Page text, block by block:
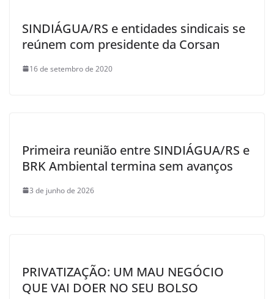
SINDIÁGUA/RS e entidades sindicais se
reúnem com presidente da Corsan
16 de setembro de 2020
Primeira reunião entre SINDIÁGUA/RS e
BRK Ambiental termina sem avanços
3 de junho de 2026
PRIVATIZAÇÃO: UM MAU NEGÓCIO
QUE VAI DOER NO SEU BOLSO